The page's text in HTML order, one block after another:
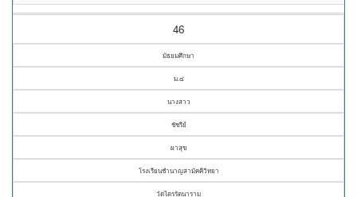
46
มัธยมศึกษา
ม.๔
นางสาว
ชัชรีย์
ผาสุข
โรงเรียนชำนาญสามัคคีวิทยา
วัดไตรรัตนาราม